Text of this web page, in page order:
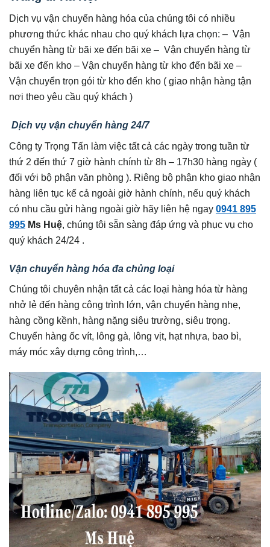
Dịch vụ vận chuyển hàng hóa của chúng tôi có nhiều
phương thức khác nhau cho quý khách lựa chọn: – Vận
chuyển hàng từ bãi xe đến bãi xe – Vận chuyển hàng từ
bãi xe đến kho – Vận chuyển hàng từ kho đến bãi xe –
Vận chuyển trọn gói từ kho đến kho ( giao nhận hàng tận
nơi theo yêu cầu quý khách )
Dịch vụ vận chuyển hàng 24/7
Công ty Trọng Tấn làm việc tất cả các ngày trong tuần từ
thứ 2 đến thứ 7 giờ hành chính từ 8h – 17h30 hàng ngày (
đối với bộ phận văn phòng ). Riêng bộ phận kho giao nhận
hàng liên tục kế cả ngoài giờ hành chính, nếu quý khách
có nhu cầu gửi hàng ngoài giờ hãy liên hệ ngay 0941 895
995 Ms Huệ , chúng tôi sẵn sàng đáp ứng và phục vụ cho
quý khách 24/24 .
Vận chuyển hàng hóa đa chủng loại
Chúng tôi chuyên nhận tất cả các loại hàng hóa từ hàng
nhở lẻ đến hàng công trình lớn, vận chuyển hàng nhẹ,
hàng cồng kềnh, hàng nặng siêu trường, siêu trọng.
Chuyển hàng ốc vít, lông gà, lông vịt, hạt nhựa, bao bì,
máy móc xây dựng công trình,…